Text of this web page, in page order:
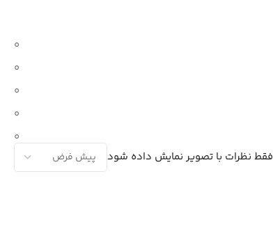
0
0
0
0
0
فقط نظرات با تصویر نمایش داده شود